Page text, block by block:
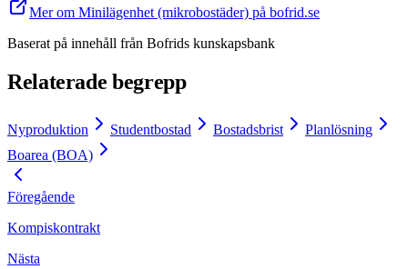
Mer om Minilägenhet (mikrobostäder) på bofrid.se
Baserat på innehåll från Bofrids kunskapsbank
Relaterade begrepp
Nyproduktion Studentbostad Bostadsbrist
Planlösning
Boarea (BOA)
Föregående
Kompiskontrakt
Nästa